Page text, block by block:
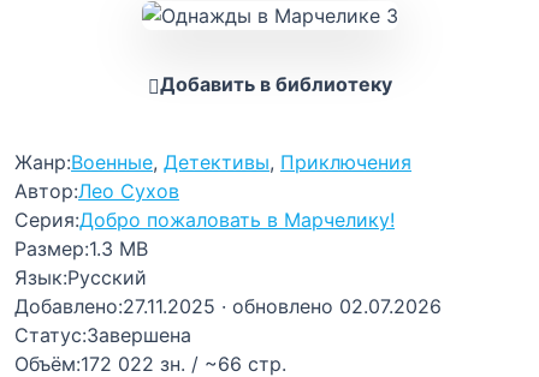
Добавить в библиотеку
Жанр:Военные, Детективы, Приключения
Автор:Лео Сухов
Серия:Добро пожаловать в Марчелику!
Размер:1.3 MB
Язык:Русский
Добавлено:27.11.2025 · обновлено 02.07.2026
Статус:Завершена
Объём:172 022 зн. / ~66 стр.